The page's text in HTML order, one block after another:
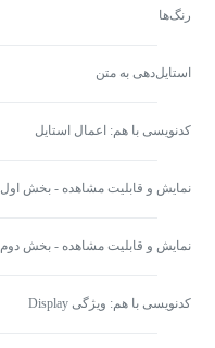
رنگ‌ها
استایل‌دهی به متن
کدنویسی با هم: اعمال استایل
نمایش و قابلیت مشاهده - بخش اول
نمایش و قابلیت مشاهده - بخش دوم
کدنویسی با هم: ویژگی Display